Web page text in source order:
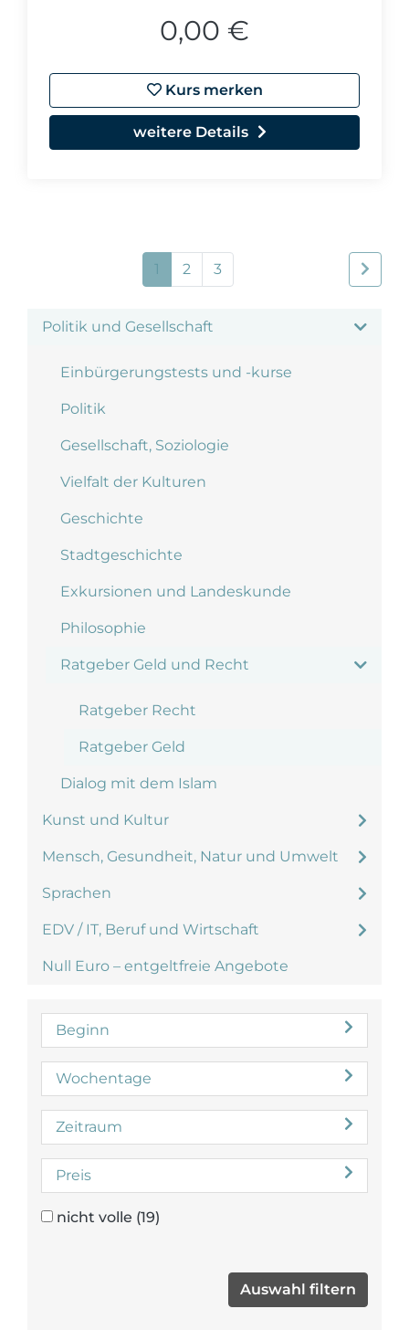
Politik und Gesellschaft
Einbürgerungstests und -kurse
Politik
Gesellschaft, Soziologie
Vielfalt der Kulturen
Geschichte
Stadtgeschichte
Exkursionen und Landeskunde
Philosophie
Ratgeber Geld und Recht
Ratgeber Recht
Ratgeber Geld
Dialog mit dem Islam
Kunst und Kultur
Mensch, Gesundheit, Natur und Umwelt
Sprachen
EDV / IT, Beruf und Wirtschaft
Null Euro – entgeltfreie Angebote
Beginn
Wochentage
Zeitraum
Preis
nicht volle (19)
0,00 €
Kurs merken
weitere Details
1 2 3